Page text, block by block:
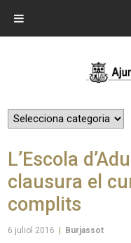
L’Escola
clausura el
complits
6 juliol 2016 Burjassot